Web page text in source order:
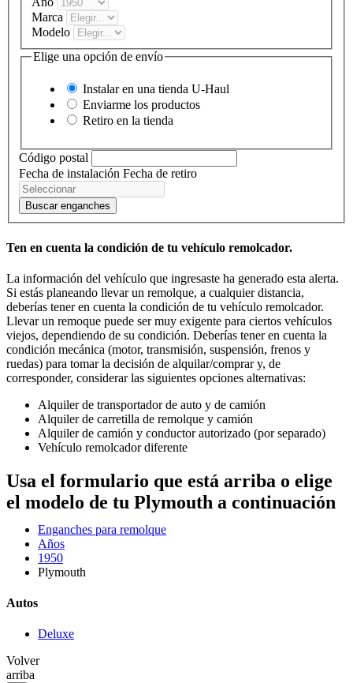
Marca
Modelo
Elige una opción de envío
Instalar en una tienda U-Haul
Enviarme los productos
Retiro en la tienda
Código postal
Fecha de instalación Fecha de retiro
Buscar enganches
Ten en cuenta la condición de tu vehículo remolcador.
La información del vehículo que ingresaste ha generado esta alerta.
Si estás planeando llevar un remolque, a cualquier distancia,
deberías tener en cuenta la condición de tu vehículo remolcador.
Llevar un remoque puede ser muy exigente para ciertos vehículos
viejos, dependiendo de su condición. Deberías tener en cuenta la
condición mecánica (motor, transmisión, suspensión, frenos y
ruedas) para tomar la decisión de alquilar/comprar y, de
corresponder, considerar las siguientes opciones alternativas:
Alquiler de transportador de auto y de camión
Alquiler de carretilla de remolque y camión
Alquiler de camión y conductor autorizado (por separado)
Vehículo remolcador diferente
Usa el formulario que está arriba o elige
el modelo de tu Plymouth a continuación
Enganches para remolque
Años
1950
Plymouth
Autos
Deluxe
Volver
arriba